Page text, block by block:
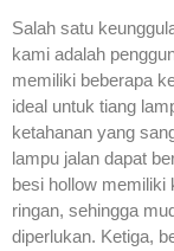
Salah satu
kami adalah
memiliki beberapa
ideal untuk tiang
ketahanan yang
lampu jalan dapat
besi hollow memiliki
ringan, sehingga
diperlukan. Ketiga,